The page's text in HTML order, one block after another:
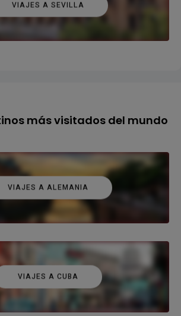
VIAJES A SEVILLA
más visitados del mundo
VIAJES A ALEMANIA
VIAJES A CUBA